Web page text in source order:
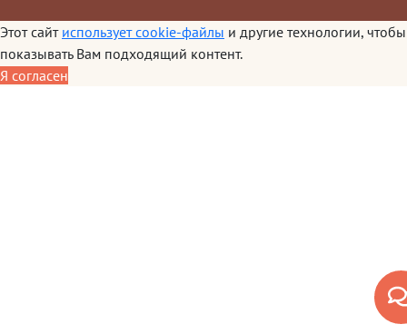
Этот сайт использует cookie-файлы и другие технологии, чтобы
показывать Вам подходящий контент.
Я согласен